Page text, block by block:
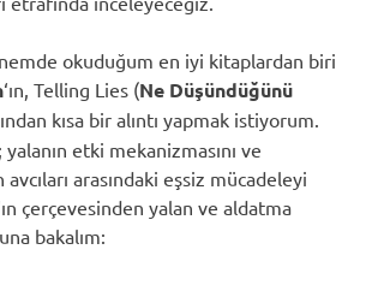
okuduğum en iyi kitaplardan biri
‘ın, Telling Lies (Ne Düşündüğünü
kısa bir alıntı yapmak istiyorum.
etki mekanizmasını ve
avcıları arasındaki eşsiz mücadeleyi
çerçevesinden yalan ve aldatma
bakalım: